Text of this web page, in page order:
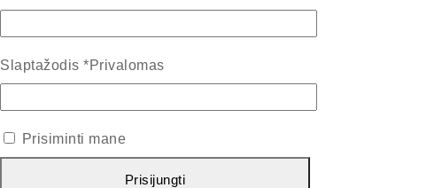
Slaptažodis *Privalomas
Prisiminti mane
Prisijungti